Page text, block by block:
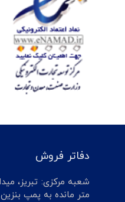
دفاتر فروش
متر مانده به پمپ بنزین